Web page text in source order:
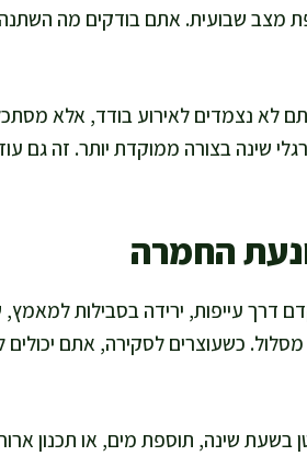
מצב שבועית. אתם בודקים מה
לא נצמדים לאירוע בודד, אלא
שינה בצורה ממוקדת יותר. זה גם
החמרה
דרך עייפות, ירידה בסבילות למאמץ,
כשעוצרים לסקירה, אתם יכולים
בשעת שינה, תוספת מים, או תכנון